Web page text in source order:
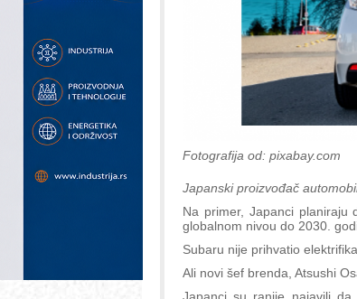
Fotografija od: pixabay.com
Japanski proizvođač
Na primer, Japanci planiraju
globalnom nivou do 2030.
Subaru nije prihvatio
Ali novi šef brenda, Atsushi